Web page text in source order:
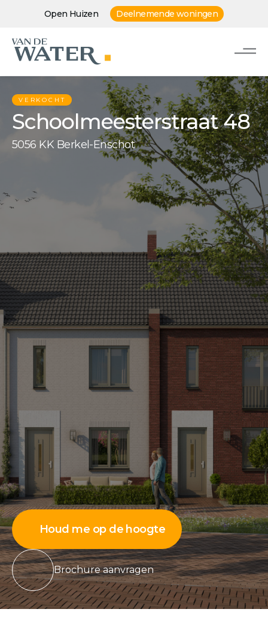
Open Huizen Deelnemende woningen
VERKOCHT
Schoolmeesterstraat 48
5056 KK Berkel-Enschot
Houd me op de hoogte
Brochure aanvragen